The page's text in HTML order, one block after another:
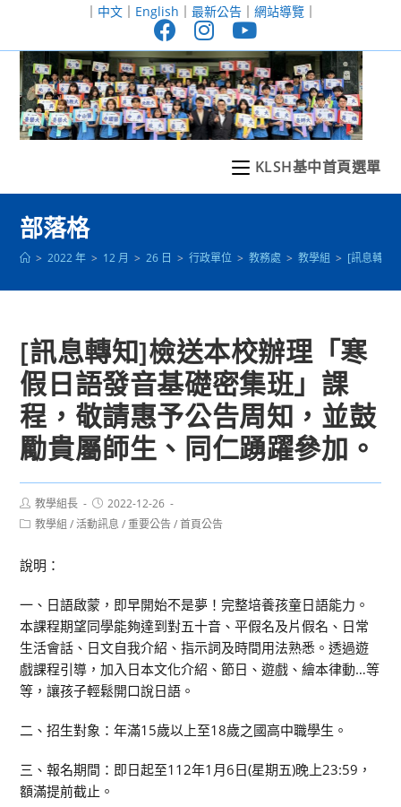
至
｜ 中文｜ English ｜ 最新公告｜ 網站導覽｜
KLSH基中首頁選單
部落格
> 2022 年 > 12 月 > 26 日 > 行政單位 > 教務處 > 教學組 > [訊息轉知]
[訊息轉知]檢送本校辦理「寒
假日語發音基礎密集班」課
程，敬請惠予公告周知，並鼓
勵貴屬師生、同仁踴躍參加。
Post
author:
教學組長
Post
published:
2022-12-26
Post教學組 / 活動訊息 / 重要公告 / 首頁公告
說明：
一、日語啟蒙，即早開始不是夢！完整培養孩童日語能力。
本課程期望同學能夠達到對五十音、平假名及片假名、日常
生活會話、日文自我介紹、指示詞及時間用法熟悉。透過遊
戲課程引導，加入日本文化介紹、節日、遊戲、繪本律動…等
等，讓孩子輕鬆開口說日語。
二、招生對象：年滿15歲以上至18歲之國高中職學生。
三、報名期間：即日起至112年1月6日(星期五)晚上23:59，
額滿提前截止。